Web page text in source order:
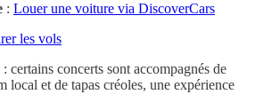
: Louer une voiture via DiscoverCars
les vols
: certains concerts sont accompagnés de
local et de tapas créoles, une expérience